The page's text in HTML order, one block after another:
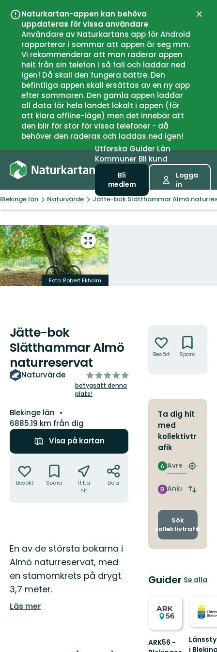
Naturkartan-appen kan behöva
uppdateras för vissa användare
Användare av Naturkartans app för Android
rapporterar i sommar att appen är seg mm.
Vi rekommenderar att man raderar appen
helt från sin telefon i så fall och laddar ned
igen! Då skall den fungera bättre. Den
befintliga appen skall ersättas av en ny app
efter sommaren. Den gamla appen laddar
all data för hela landet lokalt i appen (för
att klara offline-läge) men det innebär att
den blir för stor för vissa telefoner - då
behöver den raderas och laddas ned igen!
UtforskaGuiderLän
Kommuner Bli kund
Bli
medlem
Logga
in
Blekinge län Naturvärde Jätte-bok Slätthammar Almö
Gå
till
helskärmsläge
Foto: Robert Ekholm
Jätte-bok
Slätthammar Almö
naturreservat
Naturvärde
av
5
stjärnor
betygsätt denna
plats!
Län:
Blekinge län
6885.19 km från dig
Visa på kartan
Besökt Spara
Hitta
hit
Dela
Beskrivning
En av de största bokarna i
Almö naturreservat, med
en stamomkrets på drygt
3,7 meter.
Läs mer
Besökt Spara
Ta dig hit
med
kollektivtr
afik
Avresa
A
Hitta
Ankomst
B
Byt
och
Sök
kollektivtrafik
Guider Se alla
ARK56 -
i